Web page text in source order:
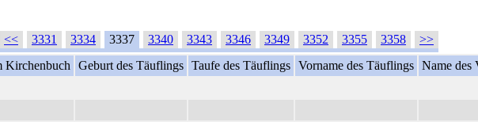
<< 3331 3334 3337 3340 3343 3346 3349 3352 3355 3358
>>
Kirchenbuch Geburt des Täuflings Taufe des Täuflings Vorname des Täuflings Name des